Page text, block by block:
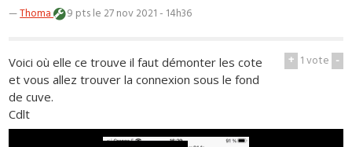
—Thoma 9 ptsle 27 nov 2021 - 14h36
+ 1vote -
Voici où elle ce trouve il faut démonter les cote
et vous allez trouver la connexion sous le fond
de cuve.
Cdlt